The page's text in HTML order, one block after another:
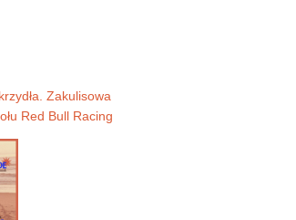
Zakulisowa
Red Bull Racing